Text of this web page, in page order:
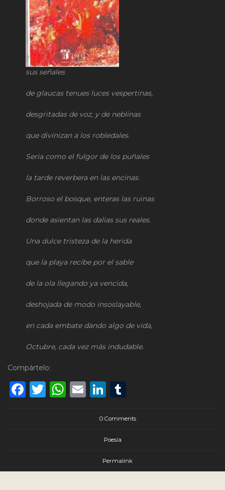
sus señales
de glaucas tenues luces vespertinas,
desgritadas de voz, y de neblinas
que divinizan a los robledales.
Seria como el fulgor de los puñales
la tarde reverbera en las encinas.
Borroso el bosque, enteras las ruinas
donde asientan las dalias sus reales.
Una dulce tristeza de la herida
que la playa recibe por el sable
de la ola llegando ya vencida,
deshojada de modo insoslayable,
en cada embate dando algo de vida,
Octubre, cada vez más indudable.
Compártelo:
Facebook
Twitter
WhatsApp
EmailLinkedIn
0 Comments
Poesía
Permalink